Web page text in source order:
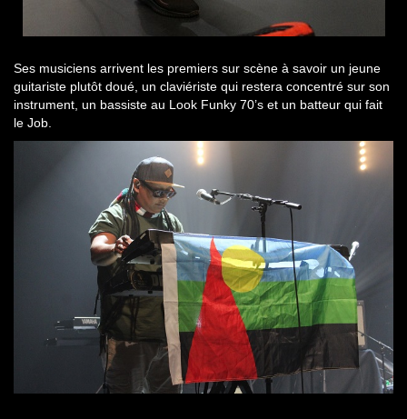
Ses musiciens arrivent les premiers sur scène à savoir un jeune
guitariste plutôt doué, un claviériste qui restera concentré sur son
instrument, un bassiste au Look Funky 70’s et un batteur qui fait
le Job.